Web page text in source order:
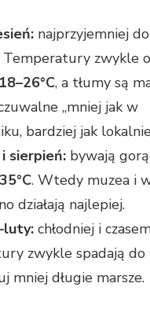
najprzyjemniej do
Temperatury zwykle
18–26°C, a tłumy są
„mniej jak w
bardziej jak
sierpień: bywają
. Wtedy muzea i
działają najlepiej.
chłodniej i
zwykle spadają do
mniej długie marsze.